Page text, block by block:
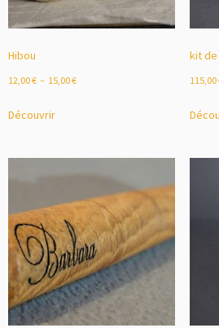
Hibou
12,00€ – 15,00€
Découvrir
kit de
115,00